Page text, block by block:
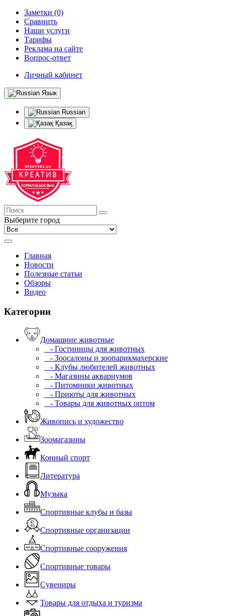
Заметки (0)
Сравнить
Наши услуги
Тарифы
Реклама на сайте
Вопрос-ответ
Личный кабинет
Язык
Russian
Қазақ
Выберите город
Главная
Новости
Полезные статьи
Обзоры
Видео
Категории
Домашние животные
- Гостиницы для животных
- Зоосалоны и зоопарикмахерские
- Клубы любителей животных
- Магазины аквариумов
- Питомники животных
- Приюты для животных
- Товары для животных оптом
Живопись и художество
Зоомагазины
Конный спорт
Литература
Музыка
Спортивные клубы и базы
Спортивные организации
Спортивные сооружения
Спортивные товары
Сувениры
Товары для отдыха и туризма